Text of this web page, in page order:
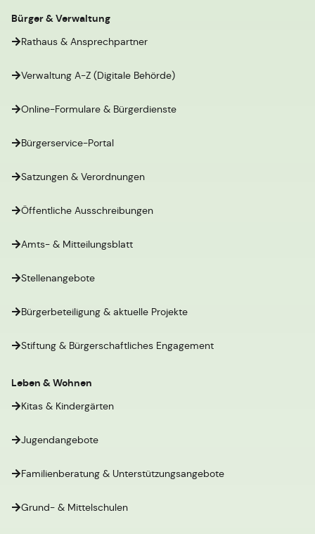
Bürger & Verwaltung
Rathaus & Ansprechpartner
Verwaltung A-Z (Digitale Behörde)
Online-Formulare & Bürgerdienste
Bürgerservice-Portal
Satzungen & Verordnungen
Öffentliche Ausschreibungen
Amts- & Mitteilungsblatt
Stellenangebote
Bürgerbeteiligung & aktuelle Projekte
Stiftung & Bürgerschaftliches Engagement
Leben & Wohnen
Kitas & Kindergärten
Jugendangebote
Familienberatung & Unterstützungsangebote
Grund- & Mittelschulen